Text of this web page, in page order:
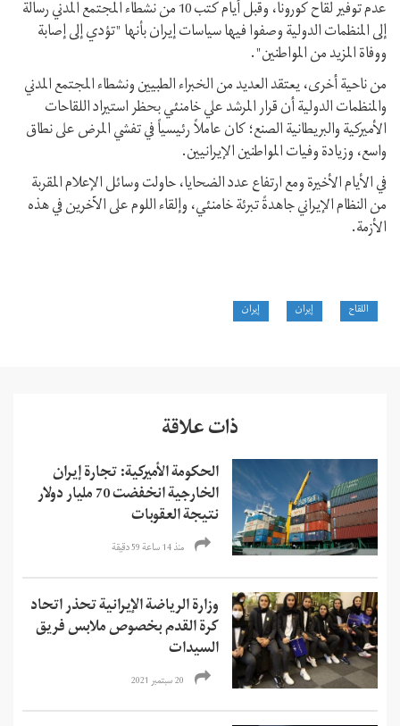
عدم توفير لقاح كورونا، وقبل أيام كتب 10 من نشطاء المجتمع المدني رسالة
إلى المنظمات الدولية وصفوا فيها سياسات إيران بأنها "تؤدي إلى إصابة
ووفاة المزيد من المواطنين".
من ناحية أخرى، يعتقد العديد من الخبراء الطبيين ونشطاء المجتمع المدني
والمنظمات الدولية أن قرار المرشد علي خامنئي بحظر استيراد اللقاحات
الأميركية والبريطانية الصنع؛ كان عاملاً رئيسياً في تفشي المرض على نطاق
واسع، وزيادة وفيات المواطنين الإيرانيين.
في الأيام الأخيرة ومع ارتفاع عدد الضحايا، حاولت وسائل الإعلام المقربة
من النظام الإيراني جاهدةً تبرئة خامنئي، وإلقاء اللوم على الآخرين في هذه
الأزمة.
اللقاح إيران إيران
ذات علاقة
الحكومة الأميركية: تجارة إيران
الخارجية انخفضت 70 مليار دولار
نتيجة العقوبات
منذ 14 ساعة 59 دقیقة
وزارة الرياضة الإيرانية تحذر اتحاد
كرة القدم بخصوص ملابس فريق
السيدات
20 سبتمبر 2021